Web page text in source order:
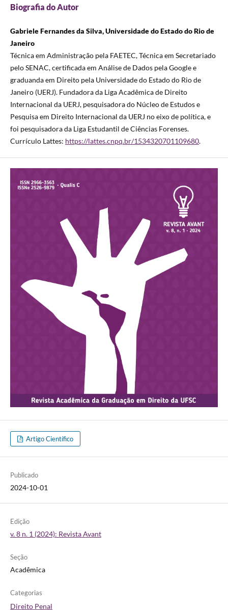
Biografia do Autor
Gabriele Fernandes da Silva, Universidade do Estado do Rio de
Janeiro
Técnica em Administração pela FAETEC, Técnica em Secretariado
pelo SENAC, certificada em Análise de Dados pela Google e
graduanda em Direito pela Universidade do Estado do Rio de
Janeiro (UERJ). Fundadora da Liga Acadêmica de Direito
Internacional da UERJ, pesquisadora do Núcleo de Estudos e
Pesquisa em Direito Internacional da UERJ no eixo de política, e
foi pesquisadora da Liga Estudantil de Ciências Forenses.
Currículo Lattes: https://lattes.cnpq.br/1534320701109680.
Artigo Científico
Publicado
2024-10-01
Edição
v. 8 n. 1 (2024): Revista Avant
Seção
Acadêmica
Categorias
Direito Penal